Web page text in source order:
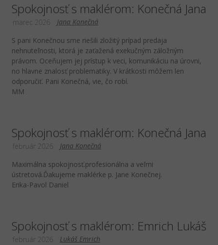
Spokojnosť s maklérom: Konečná Jana
Jana Konečná
marec 2026
S pani Konečnou sme riešili zložitý prípad predaja
nehnuteľnosti, ktorá je zaťažená exekučným záložným
právom. Oceňujem jej prístup k veci, komunikáciu na úrovni,
no hlavne znalosť problematiky. V krátkosti môžem len
odporučiť. Pani Konečná, vie, čo robí.
MM
Spokojnosť s maklérom: Konečná Jana
Jana Konečná
február 2026
Maximálna spokojnosť.profesionálna a veľmi
ústretová.Ďakujeme maklérke p. Jane Konečnej.
Erika-Pavol Daniel
Spokojnosť s maklérom: Emrich Lukáš
Lukáš Emrich
február 2026